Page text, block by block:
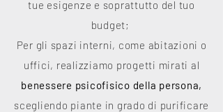
tue esigenze e soprattutto del tuo
budget;
Per gli spazi interni, come abitazioni o
uffici, realizziamo progetti mirati al
benessere psicofisico della persona,
scegliendo piante in grado di purificare